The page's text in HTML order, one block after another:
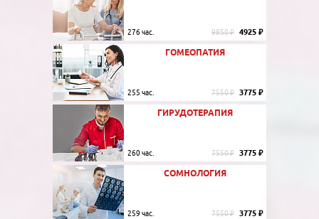
276 час. 9850 ₽ 4925 ₽
ГОМЕОПАТИЯ
255 час. 7550 ₽ 3775 ₽
ГИРУДОТЕРАПИЯ
260 час. 7550 ₽ 3775 ₽
СОМНОЛОГИЯ
259 час. 7550 ₽ 3775 ₽